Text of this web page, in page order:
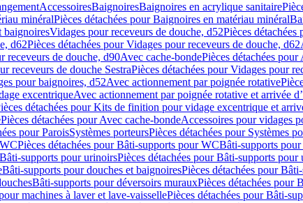
AccessoiresBaignoiresBaignoires en acrylique sanitaire
minéralPièces détachées pour Baignoires en matériau minéral
baignoiresVidages pour receveurs de douche, d52Pièces
d62Pièces détachées pour Vidages pour receveurs de douche, d62
receveurs de douche, d90Avec cache-bondePièces détachées
receveurs de douche SestraPièces détachées pour Vidages pour
pour baignoires, d52Avec actionnement par poignée rotative
excentriqueAvec actionnement par poignée rotative et arrivée
détachées pour Kits de finition pour vidage excentrique et
Pièces détachées pour Avec cache-bondeAccessoires pour vidages
pour ParoisSystèmes porteursPièces détachées pour Systèmes
Pièces détachées pour Bâti-supports pour WCBâti-supports pour
Bâti-supports pour urinoirsPièces détachées pour Bâti-supports pour
Bâti-supports pour douches et baignoiresPièces détachées pour
Bâti-supports pour déversoirs murauxPièces détachées pour
machines à laver et lave-vaissellePièces détachées pour Bâti-